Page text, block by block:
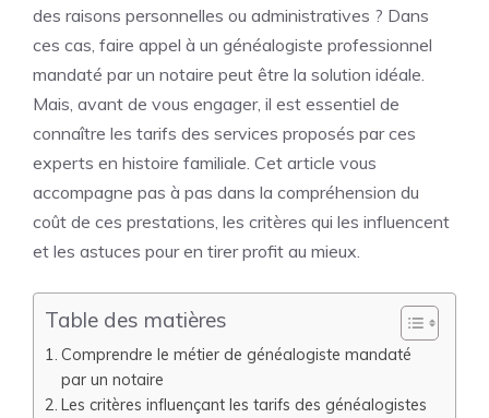
des raisons personnelles ou administratives ? Dans
ces cas, faire appel à un généalogiste professionnel
mandaté par un notaire peut être la solution idéale.
Mais, avant de vous engager, il est essentiel de
connaître les tarifs des services proposés par ces
experts en histoire familiale. Cet article vous
accompagne pas à pas dans la compréhension du
coût de ces prestations, les critères qui les influencent
et les astuces pour en tirer profit au mieux.
Table des matières
Comprendre le métier de généalogiste mandaté
par un notaire
Les critères influençant les tarifs des généalogistes